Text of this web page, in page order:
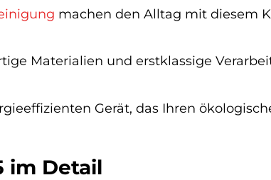
machen den Alltag mit diesem
Materialien und erstklassige
Gerät, das Ihren
im Detail